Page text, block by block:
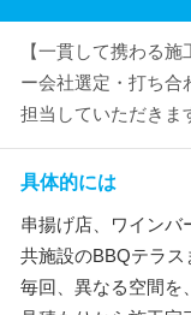
【一貫して携わる
ー会社選定・打ち合
担当していただきま
具体的には
串揚げ店、ワインバ
共施設のBBQテラ
毎回、異なる空間を